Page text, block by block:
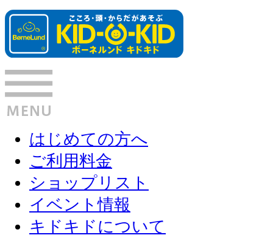
はじめての方へ
ご利用料金
ショップリスト
イベント情報
キドキドについて